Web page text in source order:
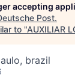
accepting
Post.
to "AUXILIAR
brazil